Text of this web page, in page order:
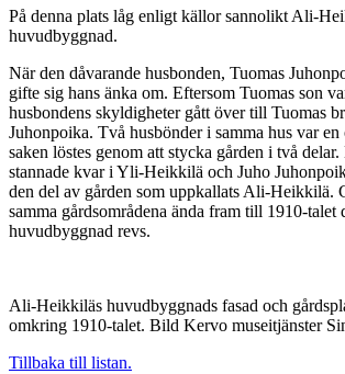
På denna plats låg enligt källor sannolikt Ali-
huvudbyggnad.
När den dåvarande husbonden, Tuomas
gifte sig hans änka om. Eftersom Tuomas son
husbondens skyldigheter gått över till Tuomas
Juhonpoika. Två husbönder i samma hus var
saken löstes genom att stycka gården i två
stannade kvar i Yli-Heikkilä och Juho
den del av gården som uppkallats Ali-Heikkilä.
samma gårdsområdena ända fram till 1910-
huvudbyggnad revs.
Ali-Heikkiläs huvudbyggnads fasad och
omkring 1910-talet. Bild Kervo museitjänster
Tillbaka till listan.